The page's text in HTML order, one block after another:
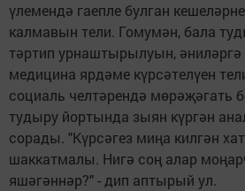
үлемендә гаепле булган
калмавын тели. Гомумән, бала
тәртип урнаштырылуын,
медицина ярдәме күрсәтелүен
социаль челтәрендә мөрәҗәгать
тудыру йортында зыян күргән
сорады. "Күрсәгез миңа килгән
шаккатмалы. Нигә соң алар
яшәгәннәр?" - дип аптырый ул.